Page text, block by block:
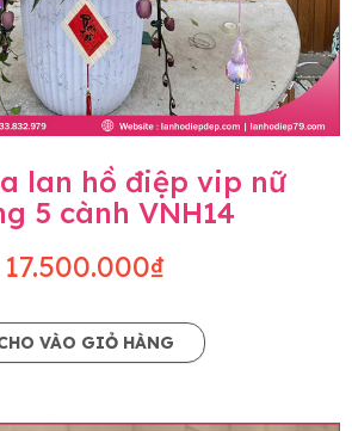
lan hồ điệp vip nữ
5 cành VNH14
17.500.000₫
VÀO GIỎ HÀNG